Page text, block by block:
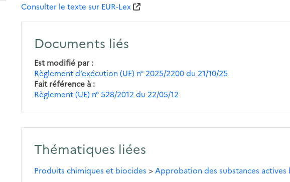
Consulter le texte sur EUR-Lex
Documents liés
Est modifié par
Règlement d’exécution (UE) n° 2025/2200 du 21/10/25
Fait référence à
Règlement (UE) n° 528/2012 du 22/05/12
Thématiques liées
Produits chimiques et biocides > Approbation des substances